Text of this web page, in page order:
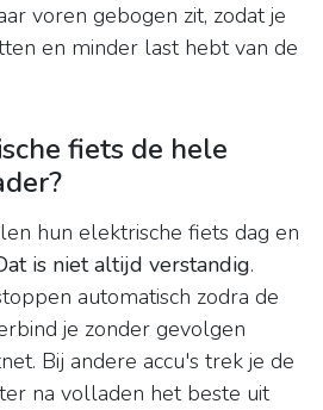
voren gebogen zit, zodat je
en minder last hebt van de
fiets de hele
hun elektrische fiets dag en
is niet altijd verstandig.
automatisch zodra de
je zonder gevolgen
Bij andere accu's trek je de
na volladen het beste uit